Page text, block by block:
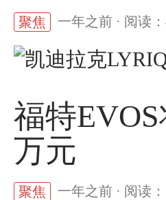
聚焦 一年之前 · 阅读
福特
万元
聚焦 一年之前 · 阅读